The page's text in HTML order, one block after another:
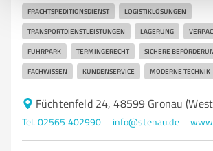
FRACHTSPEDITIONSDIENST LOGISTIKLÖSUNGEN
TRANSPORTDIENSTLEISTUNGEN LAGERUNG
FUHRPARK TERMINGERECHT SICHERE
FACHWISSEN KUNDENSERVICE MODERNE TECHNIK
Füchtenfeld 24, 48599 Gronau
Tel. 02565 402990 info@stenau.de